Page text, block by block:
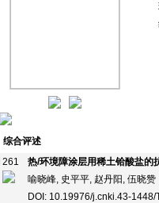
综合评述
261
热/环境障涂层用稀土铪酸盐的
喻晓峰, 史平平, 赵丹阳, 伍晓赞
DOI: 10.19976/j.cnki.43-1448/